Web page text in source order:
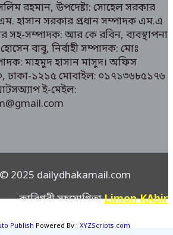
রহমান, উপদেষ্টা: সোহেল সরকার
হাসান সরকার প্রধান সম্পাদক এম.এ
সহ-সম্পাদক: আর কে রবিন, ব্যবস্থাপনা
বাবু, নির্বাহী সম্পাদক: মোঃ
মাহমুদ হাসান মাসুদ। অফিস
ঢাকা-১২১৫ মোবাইল: ০১৭১৩৬৮৫১৭৬
ই-মেইল:
2025 dailydhakamail.com
কারিগরী সহযোগিতাLimon KAbir
Publish Powered By : XYZScripts.com